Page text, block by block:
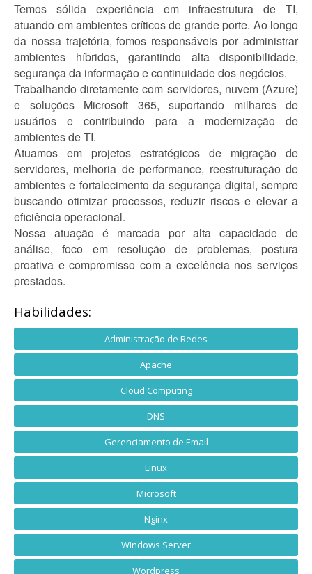
Temos sólida experiência em infraestrutura de TI,
atuando em ambientes críticos de grande porte. Ao longo
da nossa trajetória, fomos responsáveis por administrar
ambientes híbridos, garantindo alta disponibilidade,
segurança da informação e continuidade dos negócios.
Trabalhando diretamente com servidores, nuvem (Azure)
e soluções Microsoft 365, suportando milhares de
usuários e contribuindo para a modernização de
ambientes de TI.
Atuamos em projetos estratégicos de migração de
servidores, melhoria de performance, reestruturação de
ambientes e fortalecimento da segurança digital, sempre
buscando otimizar processos, reduzir riscos e elevar a
eficiência operacional.
Nossa atuação é marcada por alta capacidade de
análise, foco em resolução de problemas, postura
proativa e compromisso com a excelência nos serviços
prestados.
Habilidades:
Administração de Redes
Apache
Cloud Computing
DNS
Gerenciamento de Email
Linux
Microsoft
Nginx
Windows Server
Wordpress